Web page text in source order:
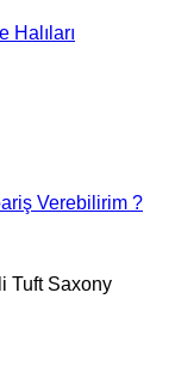
Halıları
Verebilirim ?
Tuft Saxony